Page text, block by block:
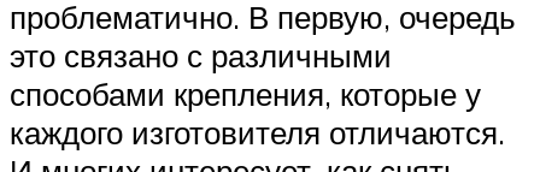
проблематично. В первую, очередь
это связано с различными
способами крепления, которые у
каждого изготовителя отличаются.